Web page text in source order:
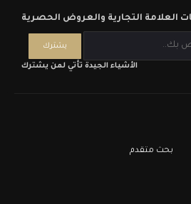
الأشياء الجيدة تأتي لمن يشترك
بحث متقدم